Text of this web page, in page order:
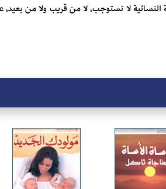
لا تستوجب، لا من قريب ولا من بعيد،